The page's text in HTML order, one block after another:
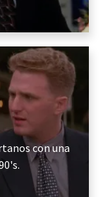
con una